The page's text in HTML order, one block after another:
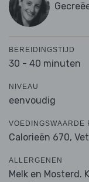
BEREIDINGSTIJD
30 - 40 minuten
NIVEAU
eenvoudig
VOEDINGSWAARDE
Calorieën 670,
ALLERGENEN
Melk en Mosterd.